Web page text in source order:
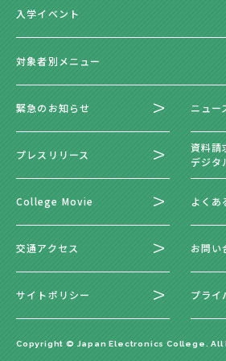
入学イベント
対象者別メニュー
緊急のお知らせ ニュー
プレスリリース
資料請
デジタ
College Movie よくあ
交通アクセス お問い
サイトポリシー プライ
Copyright © Japan Electronics College. All